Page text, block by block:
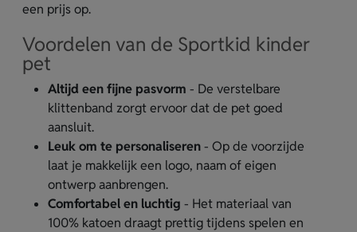
een prijs op.
Voordelen van de Sportkid kinder
pet
Altijd een fijne pasvorm - De verstelbare
klittenband zorgt ervoor dat de pet goed
aansluit.
Leuk om te personaliseren- Op de voorzijde
laat je makkelijk een logo, naam of eigen
ontwerp aanbrengen.
Comfortabel en luchtig - Het materiaal van
100% katoen draagt prettig tijdens spelen en